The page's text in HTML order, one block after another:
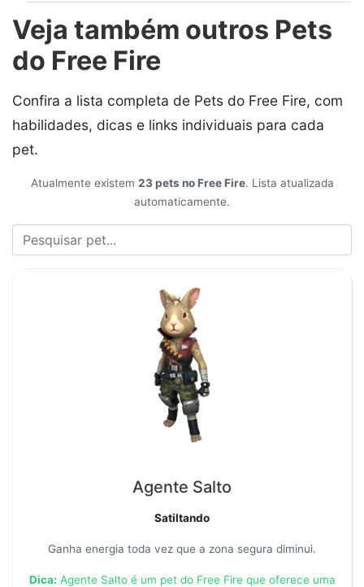
Veja também outros Pets
do Free Fire
Confira a lista completa de Pets do Free Fire, com
habilidades, dicas e links individuais para cada
pet.
Atualmente existem 23 pets no Free Fire. Lista atualizada
automaticamente.
Buscar Pets do Free Fire
Agente Salto
Satiltando
Ganha energia toda vez que a zona segura diminui.
Dica: Agente Salto é um pet do Free Fire que oferece uma